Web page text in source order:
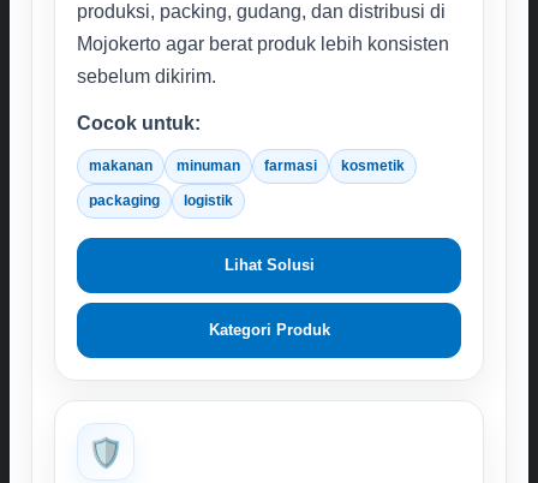
produksi, packing, gudang, dan distribusi di
Mojokerto agar berat produk lebih konsisten
sebelum dikirim.
Cocok untuk:
makanan minuman farmasi kosmetik
packaging logistik
Lihat Solusi
Kategori Produk
🛡️